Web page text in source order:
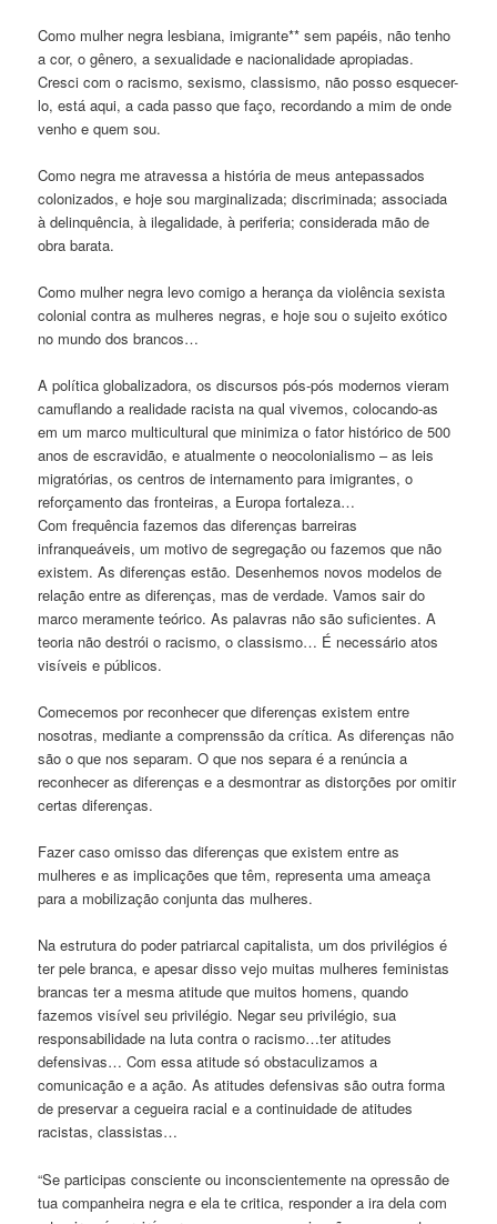
Como mulher negra lesbiana, imigrante** sem papéis, não tenho
a cor, o gênero, a sexualidade e nacionalidade apropiadas.
Cresci com o racismo, sexismo, classismo, não posso esquecer-
lo, está aqui, a cada passo que faço, recordando a mim de onde
venho e quem sou.
Como negra me atravessa a história de meus antepassados
colonizados, e hoje sou marginalizada; discriminada; associada
à delinquência, à ilegalidade, à periferia; considerada mão de
obra barata.
Como mulher negra levo comigo a herança da violência sexista
colonial contra as mulheres negras, e hoje sou o sujeito exótico
no mundo dos brancos…
A política globalizadora, os discursos pós-pós modernos vieram
camuflando a realidade racista na qual vivemos, colocando-as
em um marco multicultural que minimiza o fator histórico de 500
anos de escravidão, e atualmente o neocolonialismo – as leis
migratórias, os centros de internamento para imigrantes, o
reforçamento das fronteiras, a Europa fortaleza…
Com frequência fazemos das diferenças barreiras
infranqueáveis, um motivo de segregação ou fazemos que não
existem. As diferenças estão. Desenhemos novos modelos de
relação entre as diferenças, mas de verdade. Vamos sair do
marco meramente teórico. As palavras não são suficientes. A
teoria não destrói o racismo, o classismo… É necessário atos
visíveis e públicos.
Comecemos por reconhecer que diferenças existem entre
nosotras, mediante a comprenssão da crítica. As diferenças não
são o que nos separam. O que nos separa é a renúncia a
reconhecer as diferenças e a desmontrar as distorções por omitir
certas diferenças.
Fazer caso omisso das diferenças que existem entre as
mulheres e as implicações que têm, representa uma ameaça
para a mobilização conjunta das mulheres.
Na estrutura do poder patriarcal capitalista, um dos privilégios é
ter pele branca, e apesar disso vejo muitas mulheres feministas
brancas ter a mesma atitude que muitos homens, quando
fazemos visível seu privilégio. Negar seu privilégio, sua
responsabilidade na luta contra o racismo…ter atitudes
defensivas… Com essa atitude só obstaculizamos a
comunicação e a ação. As atitudes defensivas são outra forma
de preservar a cegueira racial e a continuidade de atitudes
racistas, classistas…
“Se participas consciente ou inconscientemente na opressão de
tua companheira negra e ela te critica, responder a ira dela com